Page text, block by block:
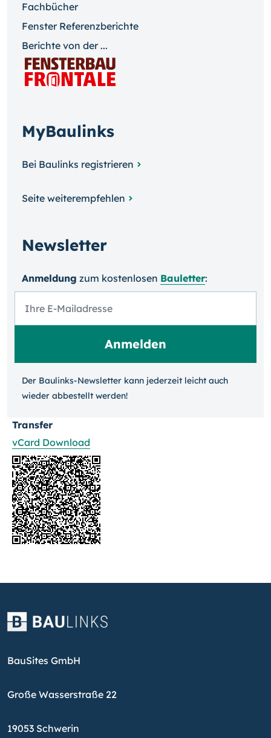
Fachbücher
Fenster Referenzberichte
Berichte von der ...
MyBaulinks
Bei Baulinks registrieren
Seite weiterempfehlen
Newsletter
Anmeldung zum kosten­losen Bauletter:
Der Baulinks-Newsletter kann jeder­zeit leicht auch
wieder ab­bestellt werden!
Transfer
vCard Download
BauSites GmbH
Große Wasserstraße 22
19053 Schwerin